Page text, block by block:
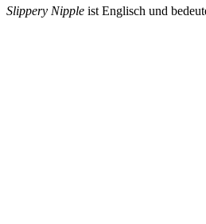
Slippery Nipple ist Englisch und